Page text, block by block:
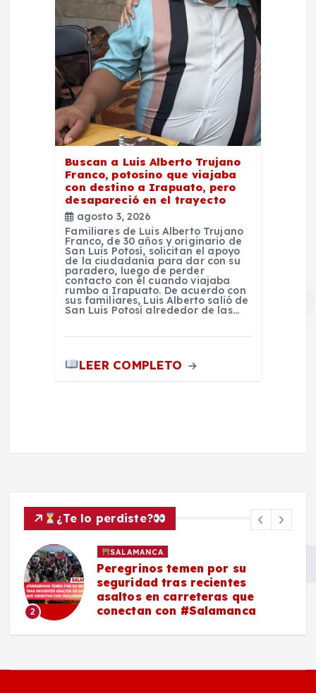
Buscan a Luis Alberto Trujano
Franco, potosino que viajaba
con destino a Irapuato, pero
desapareció en el trayecto
agosto 3, 2026
Familiares de Luis Alberto Trujano
Franco, de 30 años y originario de
San Luis Potosí, solicitan el apoyo
de la ciudadanía para dar con su
paradero, luego de perder
contacto con él cuando viajaba
rumbo a Irapuato. De acuerdo con
sus familiares, Luis Alberto salió de
San Luis Potosí alrededor de las…
LEER COMPLETO
¿Te lo perdiste?
2
SALAMANCA
Peregrinos temen por su
seguridad tras recientes
asaltos en carreteras que
conectan con #Salamanca